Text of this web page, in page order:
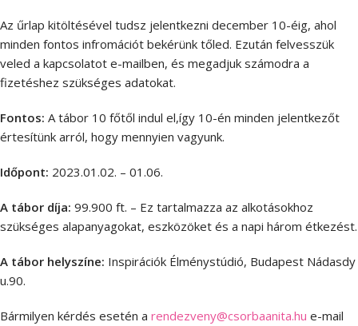
Az űrlap kitöltésével tudsz jelentkezni december 10-éig, ahol
minden fontos infromációt bekérünk tőled. Ezután felvesszük
veled a kapcsolatot e-mailben, és megadjuk számodra a
fizetéshez szükséges adatokat.
Fontos: A tábor 10 főtől indul el,így 10-én minden jelentkezőt
értesítünk arról, hogy mennyien vagyunk.
Időpont: 2023.01.02. – 01.06.
A tábor díja: 99.900 ft. – Ez tartalmazza az alkotásokhoz
szükséges alapanyagokat, eszközöket és a napi három étkezést.
A tábor helyszíne: Inspirációk Élménystúdió, Budapest Nádasdy
u.90.
Bármilyen kérdés esetén a rendezveny@csorbaanita.hu e-mail